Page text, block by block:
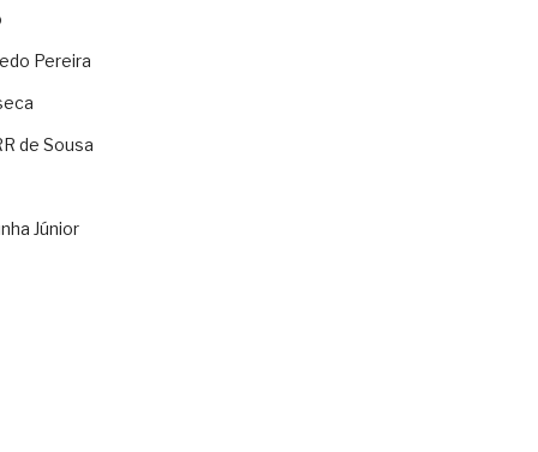
Pereira
de Sousa
Júnior